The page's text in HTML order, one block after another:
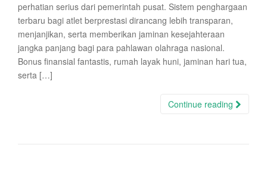
perhatian serius dari pemerintah pusat. Sistem penghargaan
terbaru bagi atlet berprestasi dirancang lebih transparan,
menjanjikan, serta memberikan jaminan kesejahteraan
jangka panjang bagi para pahlawan olahraga nasional.
Bonus finansial fantastis, rumah layak huni, jaminan hari tua,
serta […]
Continue reading